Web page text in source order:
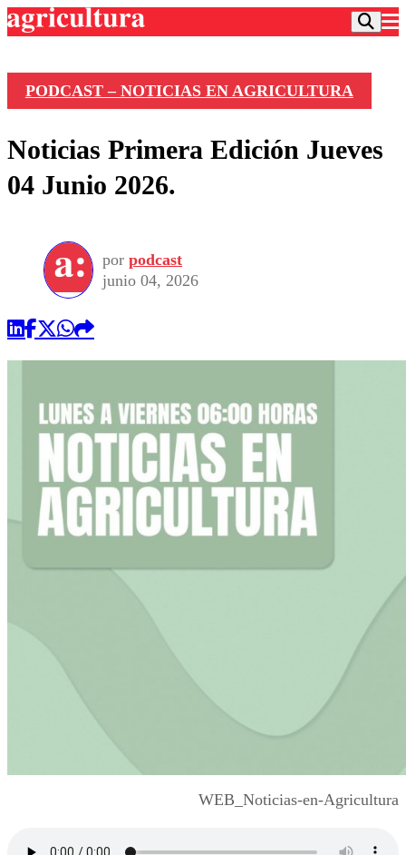
Frecuencias
Agricultura TV
Deportes
Motor
Otros Deportes
Dato Practico
Vida Social
Publicaciones en medios
Comercial
PODCAST – NOTICIAS EN AGRICULTURA
Noticias Primera Edición Jueves
04 Junio 2026.
por podcast
junio 04, 2026
WEB_Noticias-en-Agricultura